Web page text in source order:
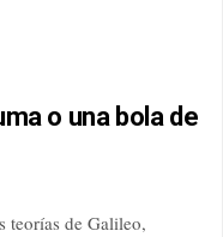
o una bola de
teorías de Galileo,